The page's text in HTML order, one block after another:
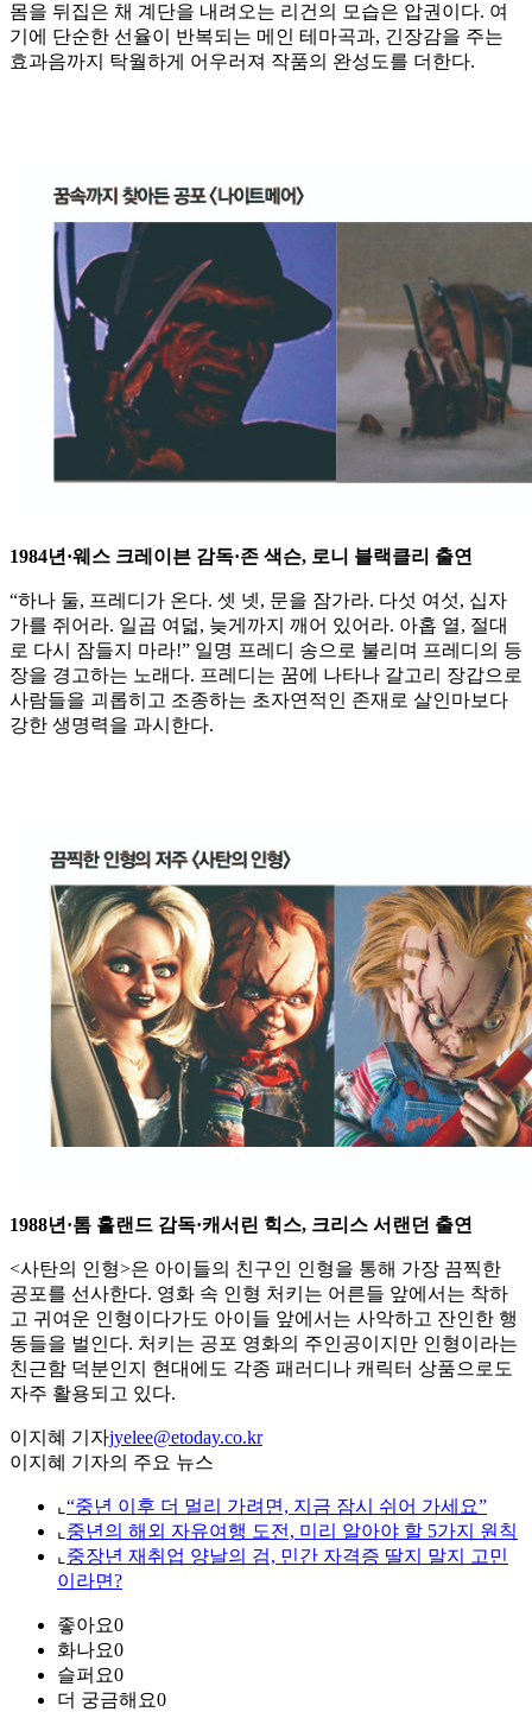
몸을 뒤집은 채 계단을 내려오는 리건의 모습은 압권이다. 여
기에 단순한 선율이 반복되는 메인 테마곡과, 긴장감을 주는
효과음까지 탁월하게 어우러져 작품의 완성도를 더한다.
1984년·웨스 크레이븐 감독·존 색슨, 로니 블랙클리 출연
“하나 둘, 프레디가 온다. 셋 넷, 문을 잠가라. 다섯 여섯, 십자
가를 쥐어라. 일곱 여덟, 늦게까지 깨어 있어라. 아홉 열, 절대
로 다시 잠들지 마라!” 일명 프레디 송으로 불리며 프레디의 등
장을 경고하는 노래다. 프레디는 꿈에 나타나 갈고리 장갑으로
사람들을 괴롭히고 조종하는 초자연적인 존재로 살인마보다
강한 생명력을 과시한다.
1988년·톰 홀랜드 감독·캐서린 힉스, 크리스 서랜던 출연
<사탄의 인형>은 아이들의 친구인 인형을 통해 가장 끔찍한
공포를 선사한다. 영화 속 인형 처키는 어른들 앞에서는 착하
고 귀여운 인형이다가도 아이들 앞에서는 사악하고 잔인한 행
동들을 벌인다. 처키는 공포 영화의 주인공이지만 인형이라는
친근함 덕분인지 현대에도 각종 패러디나 캐릭터 상품으로도
자주 활용되고 있다.
이지혜 기자jyelee@etoday.co.kr
이지혜 기자의 주요 뉴스
⌞ “중년 이후 더 멀리 가려면, 지금 잠시 쉬어 가세요”
⌞ 중년의 해외 자유여행 도전, 미리 알아야 할 5가지 원칙
⌞ 중장년 재취업 양날의 검, 민간 자격증 딸지 말지 고민
이라면?
좋아요0
화나요0
슬퍼요0
더 궁금해요0